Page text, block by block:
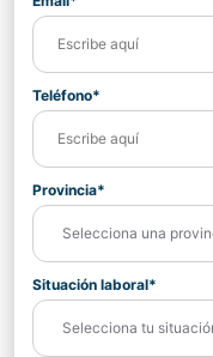
Teléfono*
Provincia*
Situación laboral*